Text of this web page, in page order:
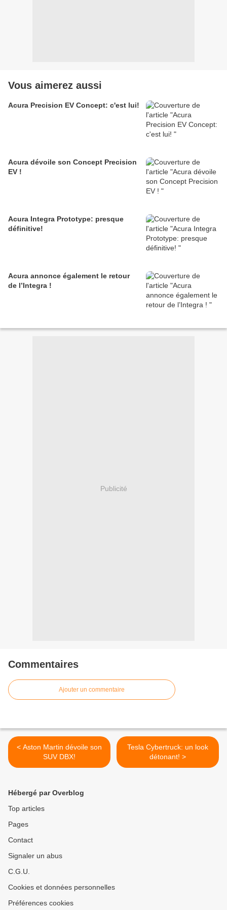
Vous aimerez aussi
Acura Precision EV Concept: c'est lui!
Acura dévoile son Concept Precision
EV !
Acura Integra Prototype: presque
définitive!
Acura annonce également le retour
de l’Integra !
Publicité
Commentaires
Ajouter un commentaire
< Aston Martin dévoile son
SUV DBX!
Tesla Cybertruck: un look
détonant! >
Hébergé par Overblog
Top articles
Pages
Contact
Signaler un abus
C.G.U.
Cookies et données personnelles
Préférences cookies